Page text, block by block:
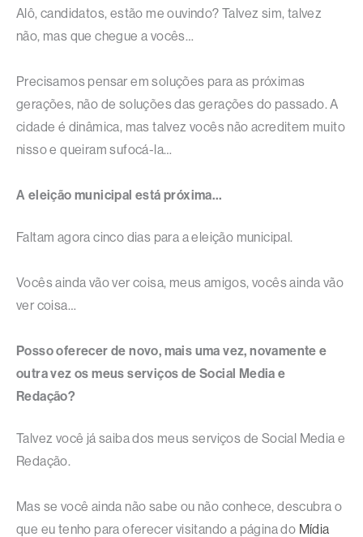
Alô, candidatos, estão me ouvindo? Talvez sim, talvez
não, mas que chegue a vocês…
Precisamos pensar em soluções para as próximas
gerações, não de soluções das gerações do passado. A
cidade é dinâmica, mas talvez vocês não acreditem muito
nisso e queiram sufocá-la…
A eleição municipal está próxima…
Faltam agora cinco dias para a eleição municipal.
Vocês ainda vão ver coisa, meus amigos, vocês ainda vão
ver coisa…
Posso oferecer de novo, mais uma vez, novamente e
outra vez os meus serviços de Social Media e
Redação?
Talvez você já saiba dos meus serviços de Social Media e
Redação.
Mas se você ainda não sabe ou não conhece, descubra o
que eu tenho para oferecer visitando a página do Mídia